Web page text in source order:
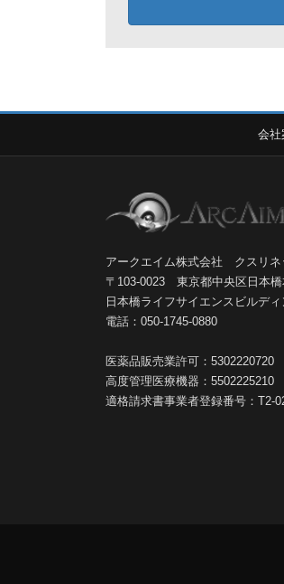
会社
アークエイム株式会社 クスリネ
〒103-0023 東京都中央区日本橋
日本橋ライフサイエンスビルデ
電話：050-1745-0880
医薬品販売業許可：5302220720
高度管理医療機器：5502225210
適格請求書事業者登録番号：T2-